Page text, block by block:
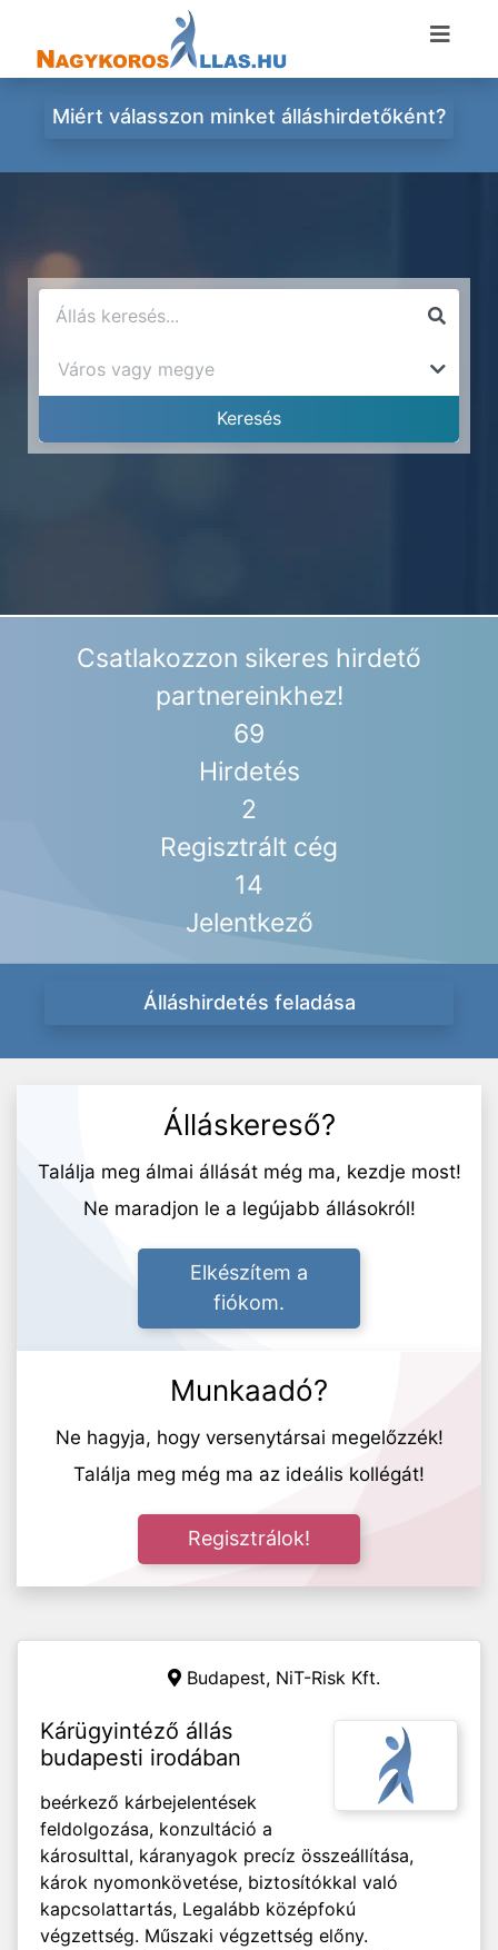
Miért válasszon minket álláshirdetőként?
Csatlakozzon sikeres hirdető
partnereinkhez!
69
Hirdetés
2
Regisztrált cég
14
Jelentkező
Álláshirdetés feladása
Álláskereső?
Találja meg álmai állását még ma, kezdje most!
Ne maradjon le a legújabb állásokról!
Elkészítem a
fiókom.
Munkaadó?
Ne hagyja, hogy versenytársai megelőzzék!
Találja meg még ma az ideális kollégát!
Regisztrálok!
Budapest, NiT-Risk Kft.
Kárügyintéző állás
budapesti irodában
beérkező kárbejelentések
feldolgozása, konzultáció a
károsulttal, káranyagok precíz összeállítása,
károk nyomonkövetése, biztosítókkal való
kapcsolattartás, Legalább középfokú
végzettség. Műszaki végzettség előny.